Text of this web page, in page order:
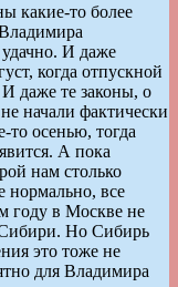
какие-то более
И даже
когда отпускной
даже те законы, о
начали фактически
то осенью, тогда
А пока
нам столько
нормально, все
году в Москве не
Но Сибирь
это тоже не
для Владимира